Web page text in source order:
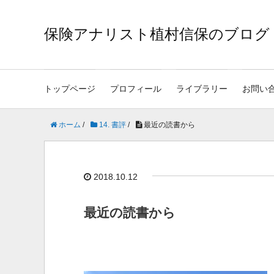
保険アナリスト植村信保のブログ
トップページ プロフィール ライブラリー お問い
ホーム / 14. 書評 / 最近の読書から
2018.10.12
最近の読書から